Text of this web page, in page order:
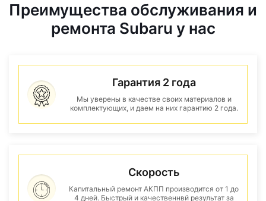
Преимущества обслуживания и
ремонта Subaru у нас
Гарантия 2 года
Мы уверены в качестве своих материалов и
комплектующих, и даем на них гарантию 2 года.
Скорость
Капитальный ремонт АКПП производится от 1 до
4 дней. Быстрый и качественнвй результат за